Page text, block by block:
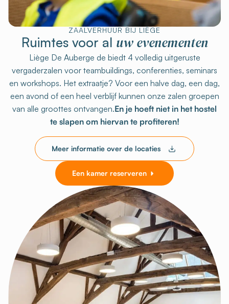
ZAALVERHUUR BIJ LIÈGE
Ruimtes voor al uw evenementen
Liège De Auberge de biedt 4 volledig uitgeruste
vergaderzalen voor teambuildings, conferenties, seminars
en workshops. Het extraatje? Voor een halve dag, een dag,
een avond of een heel verblijf kunnen onze zalen groepen
van alle groottes ontvangen.En je hoeft niet in het hostel
te slapen om hiervan te profiteren!
Meer informatie over de locaties
Een kamer reserveren